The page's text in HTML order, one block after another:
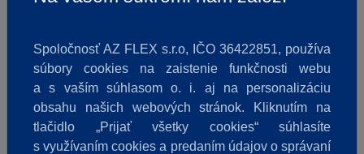
Spoločnosť AZ FLEX s.r.o, IČO 36422851, používa
súbory cookies na zaistenie funkčnosti webu
a s vaším súhlasom o. i. aj na personalizáciu
obsahu našich webových stránok. Kliknutím na
tlačidlo „Prijať všetky cookies“ súhlasíte
s využívaním cookies a predaním údajov o správaní